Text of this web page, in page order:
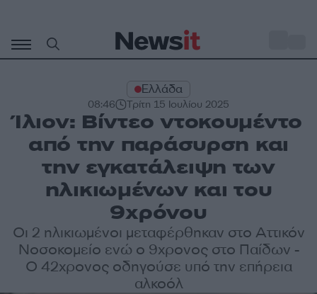
περιεχόμενο
Ελλάδα
08:46 Τρίτη 15 Ιουλίου 2025
Ίλιον: Βίντεο ντοκουμέντο
από την παράσυρση και
την εγκατάλειψη των
ηλικιωμένων και του
9χρόνου
Οι 2 ηλικιωμένοι μεταφέρθηκαν στο Αττικόν
Νοσοκομείο ενώ ο 9χρονος στο Παίδων -
Ο 42χρονος οδηγούσε υπό την επήρεια
αλκοόλ